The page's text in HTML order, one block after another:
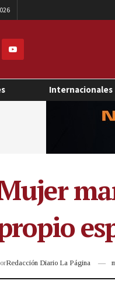
Internacionales
Redacción Diario La Página